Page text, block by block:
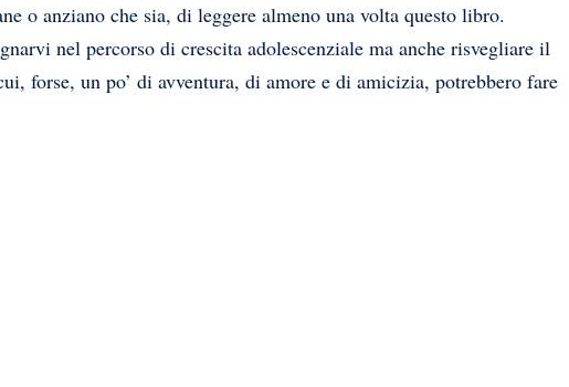
o anziano che sia, di leggere almeno una volta questo libro.
nel percorso di crescita adolescenziale ma anche risvegliare il
forse, un po’ di avventura, di amore e di amicizia, potrebbero fare